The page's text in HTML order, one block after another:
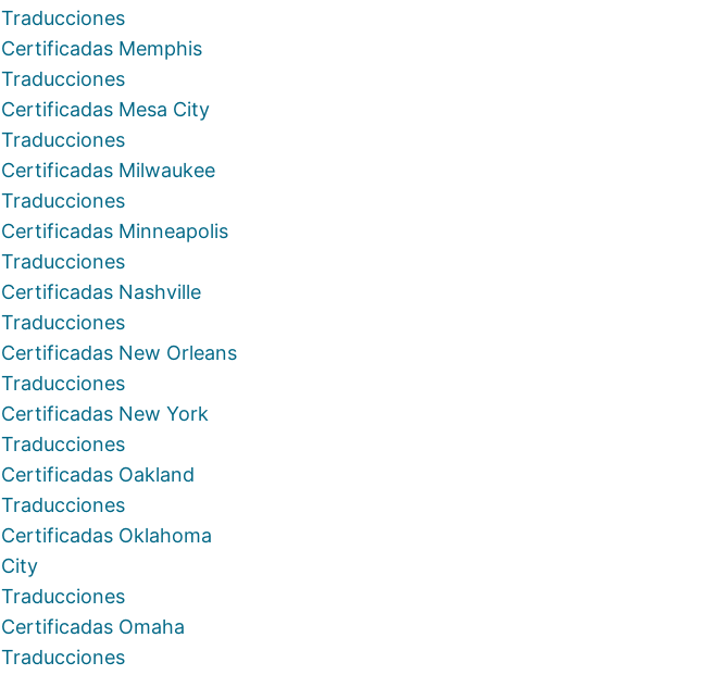
Traducciones
Certificadas Memphis
Traducciones
Certificadas Mesa City
Traducciones
Certificadas Milwaukee
Traducciones
Certificadas Minneapolis
Traducciones
Certificadas Nashville
Traducciones
Certificadas New Orleans
Traducciones
Certificadas New York
Traducciones
Certificadas Oakland
Traducciones
Certificadas Oklahoma
City
Traducciones
Certificadas Omaha
Traducciones